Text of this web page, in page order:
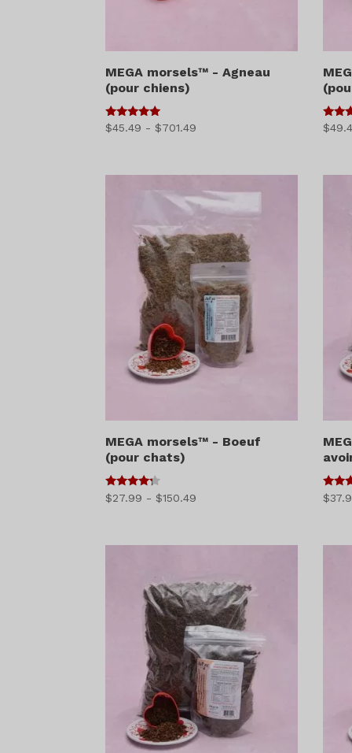
MEGA morsels™ - Agneau
(pour chiens)
5
sur 5
$45.49 - $701.49
$45.49
$701.49
5
sur 5
$
MEGA morsels™ - Boeuf
(pour chats)
4
sur 5
$27.99 - $150.49
à
$150.49
5
sur 5
$